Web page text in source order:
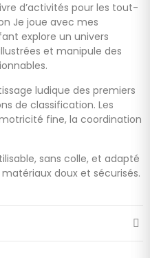
d’activités pour les tout-
Je joue avec mes
explore un univers
et manipule des
ludique des premiers
de classification. Les
fine, la coordination
sans colle, et adapté
doux et sécurisés.